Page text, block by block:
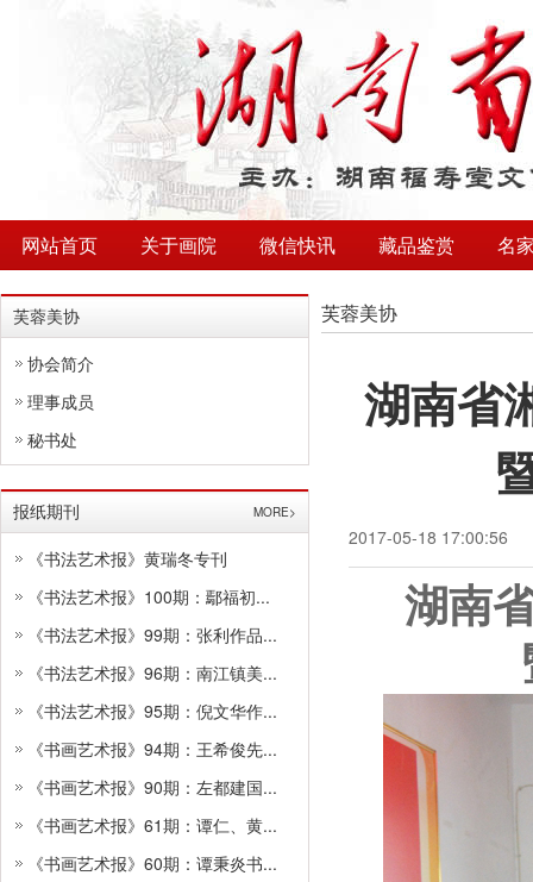
网站首页 关于画院 微信快讯 藏品鉴赏 名
芙蓉美协
协会简介
理事成员
秘书处
报纸期刊 MORE>
《书法艺术报》黄瑞冬专刊
《书法艺术报》100期：鄢福初...
《书法艺术报》99期：张利作品...
《书法艺术报》96期：南江镇美...
《书法艺术报》95期：倪文华作...
《书画艺术报》94期：王希俊先...
《书画艺术报》90期：左都建国...
《书画艺术报》61期：谭仁、黄...
《书画艺术报》60期：谭秉炎书...
芙蓉美协
湖南省
2017-05-18 17:00:56
湖南